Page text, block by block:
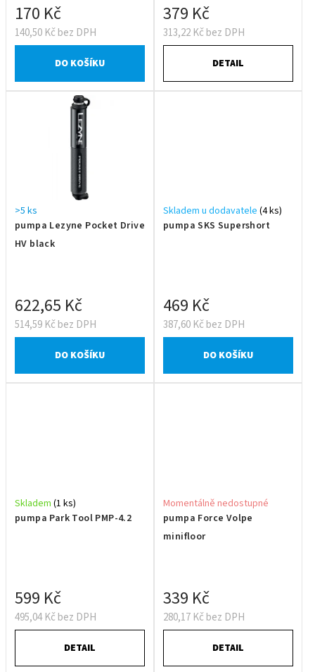
140,50 Kč bez DPH
170 Kč
DO KOŠÍKU
313,22 Kč bez DPH
379 Kč
DETAIL
pumpa Lezyne Pocket Drive
HV black
>5 ks
514,59 Kč bez DPH
622,65 Kč
DO KOŠÍKU
pumpa SKS Supershort
Skladem u dodavatele (4 ks)
387,60 Kč bez DPH
469 Kč
DO KOŠÍKU
pumpa Park Tool PMP-4.2
Skladem (1 ks)
495,04 Kč bez DPH
599 Kč
DETAIL
pumpa Force Volpe
minifloor
Momentálně nedostupné
280,17 Kč bez DPH
339 Kč
DETAIL